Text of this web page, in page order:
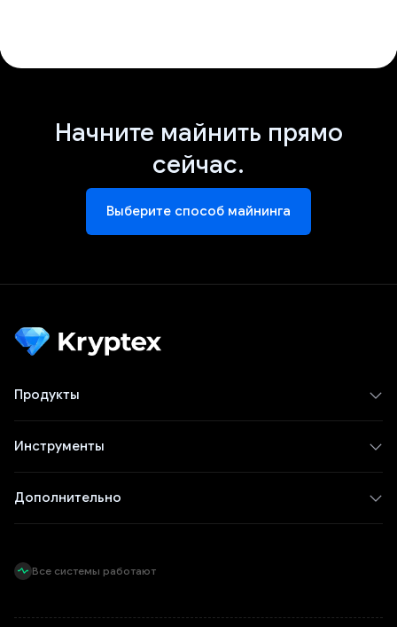
Начните майнить прямо
сейчас.
Выберите способ майнинга
Продукты
Инструменты
Дополнительно
Все системы работают